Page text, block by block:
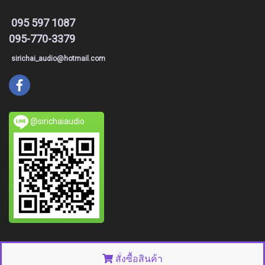
สั่งซื้อสินค้า
095 597 1087
095-770-3379
sirichai_audio@hotmail.com
@sirichaiaudio
© Copyright 2015 All right reserved. MakeWebEasy.com